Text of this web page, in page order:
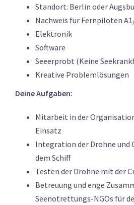
Standort: Berlin oder
Nachweis für Fernpiloten
Elektronik
Software
Seeerprobt (Keine
Kreative Problemlösungen
Deine Aufgaben:
Mitarbeit in der
Einsatz
Integration der Drohne und
dem Schiff
Testen der Drohne mit der
Betreuung und enge
Seenotrettungs-NGOs für